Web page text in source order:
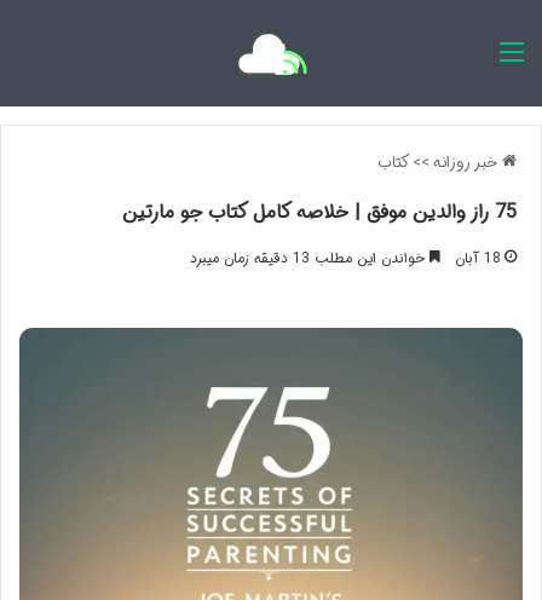
خبر روزانه>>کتاب
75 راز والدین موفق | خلاصه کامل کتاب جو مارتین
18 آبان خواندن این مطلب 13 دقیقه زمان میبرد